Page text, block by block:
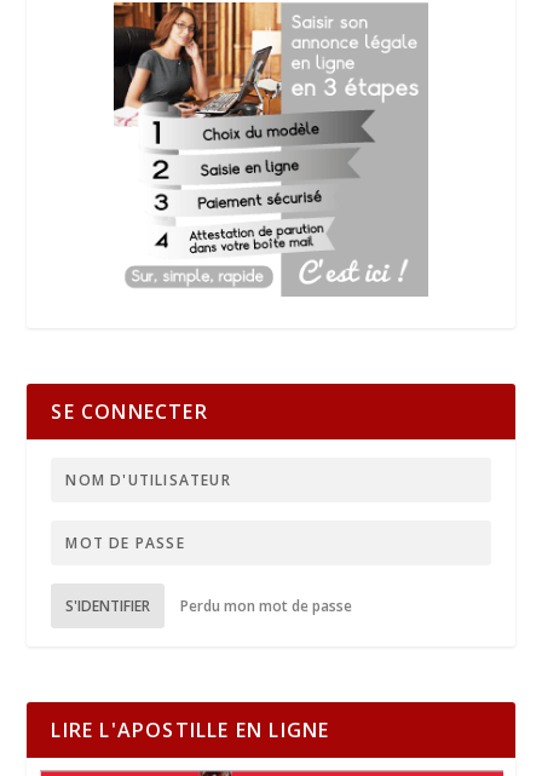
SE CONNECTER
S'IDENTIFIER Perdu mon mot de passe
LIRE L'APOSTILLE EN LIGNE